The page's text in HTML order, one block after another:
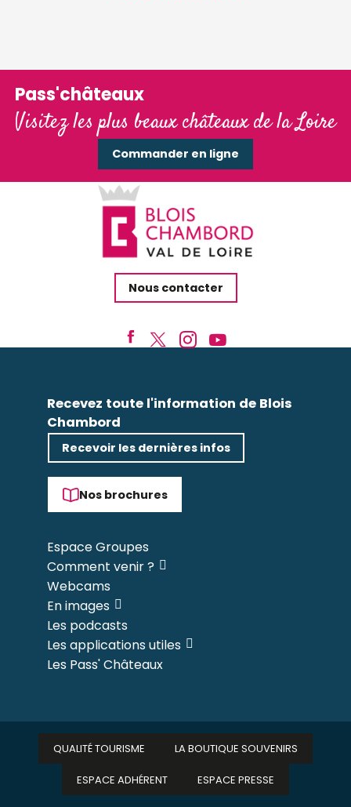
Pass'châteaux
Visitez les plus beaux châteaux de la Loire
Commander en ligne
Nous contacter
Recevez toute l'information de Blois
Chambord
Recevoir les dernières infos
Nos brochures
Espace Groupes
Comment venir ?
Webcams
En images
Les podcasts
Les applications utiles
Les Pass' Châteaux
QUALITÉ TOURISME LA BOUTIQUE SOUVENIRS
ESPACE ADHÉRENT ESPACE PRESSE